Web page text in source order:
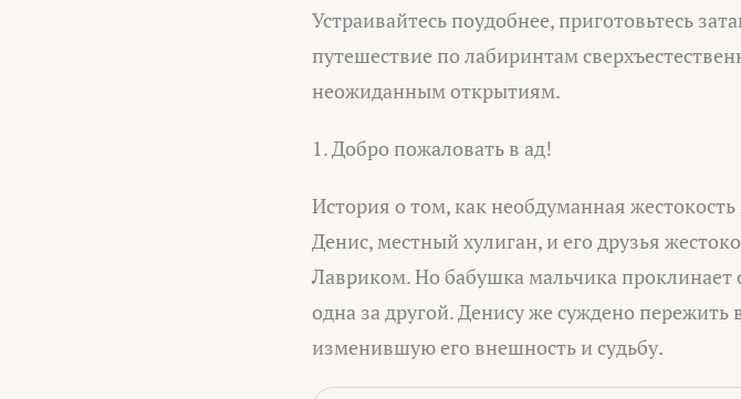
Устраивайтесь поудобнее, приготовьтесь
путешествие по лабиринтам
неожиданным открытиям.
1. Добро пожаловать в ад!
История о том, как необдуманная
Денис, местный хулиган, и его друзья
Лавриком. Но бабушка мальчика
одна за другой. Денису же суждено пережить
изменившую его внешность и судьбу.